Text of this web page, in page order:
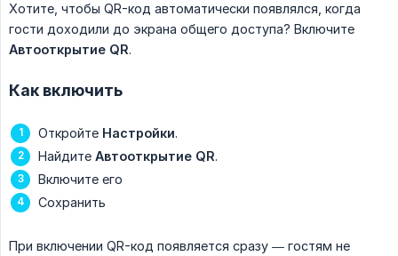
Хотите, чтобы QR-код автоматически появлялся, когда
гости доходили до экрана общего доступа? Включите
Автооткрытие QR.
Как включить
Откройте Настройки.
Найдите Автооткрытие QR.
Включите его
Сохранить
При включении QR-код появляется сразу — гостям не